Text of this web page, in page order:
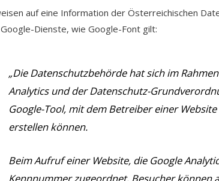
auf eine Information der Österreichischen
Dienste, wie Google-Font gilt:
„Die Datenschutzbehörde hat sich im
Analytics und der Datenschutz-
Google-Tool, mit dem Betreiber einer
erstellen können.
Beim Aufruf einer Website, die Google